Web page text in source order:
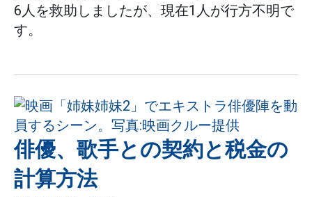
6人を救助しましたが、現在1人が行方不明で
す。
俳優、歌手との契約と税金の
計算方法